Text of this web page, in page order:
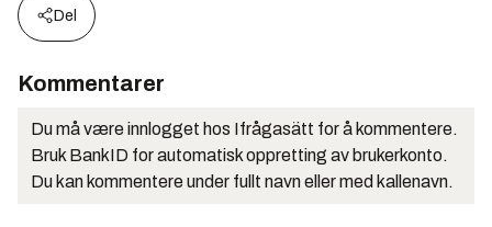
Del
Kommentarer
Du må være innlogget hos Ifrågasätt for å kommentere.
Bruk BankID for automatisk oppretting av brukerkonto.
Du kan kommentere under fullt navn eller med kallenavn.